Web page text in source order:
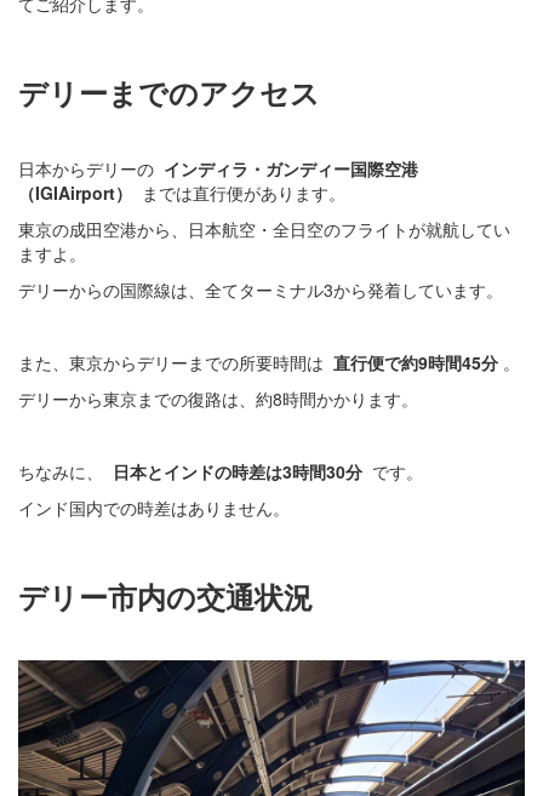
デリーまでのアクセス
日本からデリーの インディラ・ガンディー国際空港
（IGIAirport） までは直行便があります。
東京の成田空港から、日本航空・全日空のフライトが就航してい
ますよ。
デリーからの国際線は、全てターミナル3から発着しています。
また、東京からデリーまでの所要時間は 直行便で約9時間45分 。
デリーから東京までの復路は、約8時間かかります。
ちなみに、 日本とインドの時差は3時間30分 です。
インド国内での時差はありません。
デリー市内の交通状況